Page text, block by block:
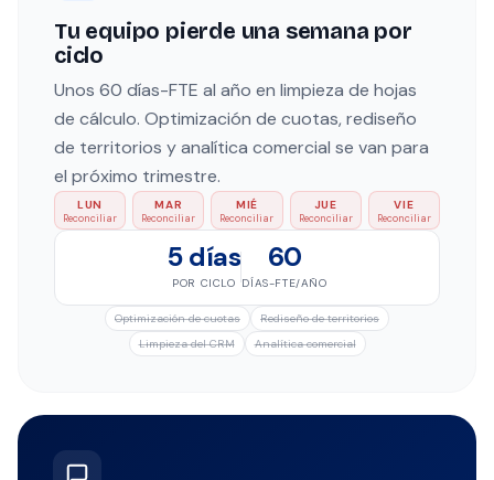
Tu equipo pierde una semana por
ciclo
Unos 60 días-FTE al año en limpieza de hojas
de cálculo. Optimización de cuotas, rediseño
de territorios y analítica comercial se van para
el próximo trimestre.
LUN
Reconciliar
MAR
Reconciliar
MIÉ
Reconciliar
JUE
Reconciliar
VIE
Reconciliar
5 días
POR CICLO
60
DÍAS-FTE/AÑO
Optimización de cuotas
Rediseño de territorios
Limpieza del CRM
Analítica comercial